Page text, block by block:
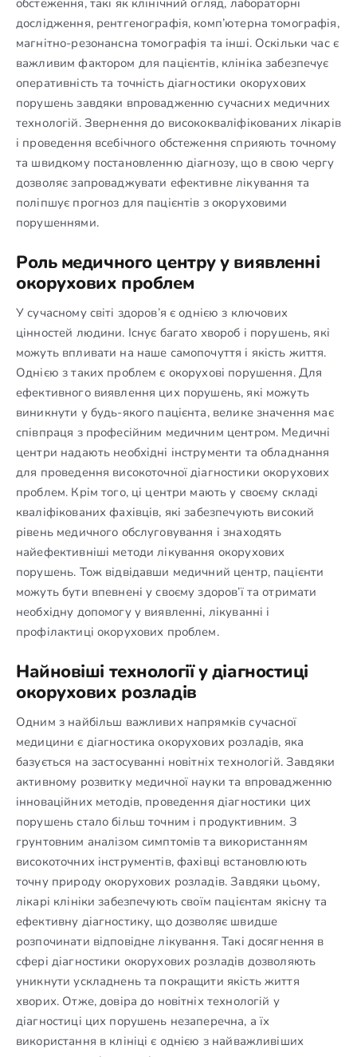
дослідження, рентгенографія, комп’ютерна томографія,
магнітно-резонансна томографія та інші. Оскільки час є
важливим фактором для пацієнтів, клініка забезпечує
оперативність та точність діагностики окорухових
порушень завдяки впровадженню сучасних медичних
технологій. Звернення до висококваліфікованих лікарів
і проведення всебічного обстеження сприяють точному
та швидкому постановленню діагнозу, що в свою чергу
дозволяє запроваджувати ефективне лікування та
поліпшує прогноз для пацієнтів з окоруховими
порушеннями.
Роль медичного центру у виявленні
окорухових проблем
У сучасному світі здоров’я є однією з ключових
цінностей людини. Існує багато хвороб і порушень, які
можуть впливати на наше самопочуття і якість життя.
Однією з таких проблем є окорухові порушення. Для
ефективного виявлення цих порушень, які можуть
виникнути у будь-якого пацієнта, велике значення має
співпраця з професійним медичним центром. Медичні
центри надають необхідні інструменти та обладнання
для проведення високоточної діагностики окорухових
проблем. Крім того, ці центри мають у своєму складі
кваліфікованих фахівців, які забезпечують високий
рівень медичного обслуговування і знаходять
найефективніші методи лікування окорухових
порушень. Тож відвідавши медичний центр, пацієнти
можуть бути впевнені у своєму здоров’ї та отримати
необхідну допомогу у виявленні, лікуванні і
профілактиці окорухових проблем.
Найновіші технології у діагностиці
окорухових розладів
Одним з найбільш важливих напрямків сучасної
медицини є діагностика окорухових розладів, яка
базується на застосуванні новітніх технологій. Завдяки
активному розвитку медичної науки та впровадженню
інноваційних методів, проведення діагностики цих
порушень стало більш точним і продуктивним. З
грунтовним аналізом симптомів та використанням
високоточних інструментів, фахівці встановлюють
точну природу окорухових розладів. Завдяки цьому,
лікарі клініки забезпечують своїм пацієнтам якісну та
ефективну діагностику, що дозволяє швидше
розпочинати відповідне лікування. Такі досягнення в
сфері діагностики окорухових розладів дозволяють
уникнути ускладнень та покращити якість життя
хворих. Отже, довіра до новітніх технологій у
діагностиці цих порушень незаперечна, а їх
використання в клініці є однією з найважливіших